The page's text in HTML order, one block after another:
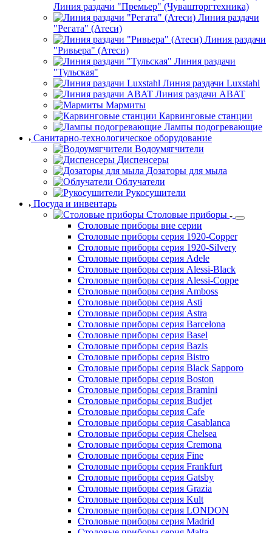
Линия раздачи "Премьер" (Чувашторгтехника)
Линия раздачи
"Регата" (Атеси)
Линия раздачи
"Ривьера" (Атеси)
Линия раздачи
"Тульская"
Линия раздачи Luxstahl
Линия раздачи ABAT
Мармиты
Карвинговые станции
Лампы подогревающие
Санитарно-технологическое оборудование
Водоумягчители
Диспенсеры
Дозаторы для мыла
Облучатели
Рукосушители
Посуда и инвентарь
Столовые приборы
Столовые приборы вне серии
Столовые приборы серия 1920-Copper
Столовые приборы серия 1920-Silvery
Столовые приборы серия Adele
Столовые приборы серия Alessi-Black
Столовые приборы серия Alessi-Coppe
Столовые приборы серия Amboss
Столовые приборы серия Asti
Столовые приборы серия Astra
Столовые приборы серия Barcelona
Столовые приборы серия Basel
Столовые приборы серия Bazis
Столовые приборы серия Bistro
Столовые приборы серия Black Sapporo
Столовые приборы серия Boston
Столовые приборы серия Bramini
Столовые приборы серия Budjet
Столовые приборы серия Cafe
Столовые приборы серия Casablanca
Столовые приборы серия Chelsea
Столовые приборы серия Cremona
Столовые приборы серия Fine
Столовые приборы серия Frankfurt
Столовые приборы серия Gatsby
Столовые приборы серия Grazia
Столовые приборы серия Kult
Столовые приборы серия LONDON
Столовые приборы серия Madrid